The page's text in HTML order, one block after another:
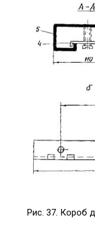
Рис. 37. Короб